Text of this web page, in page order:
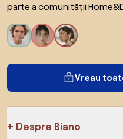
parte a comunității
Vreau
Despre Biano